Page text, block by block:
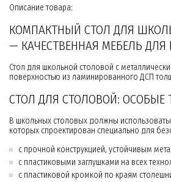
Описание товара:
КОМПАКТНЫЙ СТОЛ ДЛЯ
— КАЧЕСТВЕННАЯ МЕБЕЛЬ
Стол для школьной столовой с
поверхностью из ламинированного ДСП
СТОЛ ДЛЯ СТОЛОВОЙ: ОСОБЫЕ
В школьных столовых должны
которых спроектирован специально для
с прочной конструкцией, устойчивым
с пластиковыми заглушками на всех
с пластиковой кромкой по краям